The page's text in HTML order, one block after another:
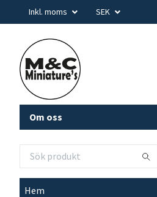
Inkl. moms SEK
Om oss
Hem